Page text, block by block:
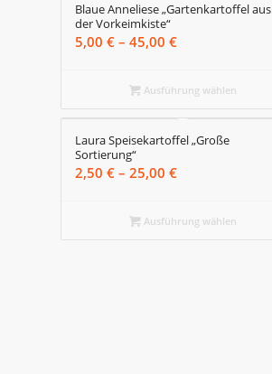
Blaue Anneliese „Gartenkartoffel aus
der Vorkeimkiste“
5,00 € – 45,00 €Preisspanne:
bis
45,00 €
Ausführung wählen
Laura Speisekartoffel „Große
Sortierung“
2,50 € – 25,00 €Preisspanne:
25,00 €
Ausführung wählen